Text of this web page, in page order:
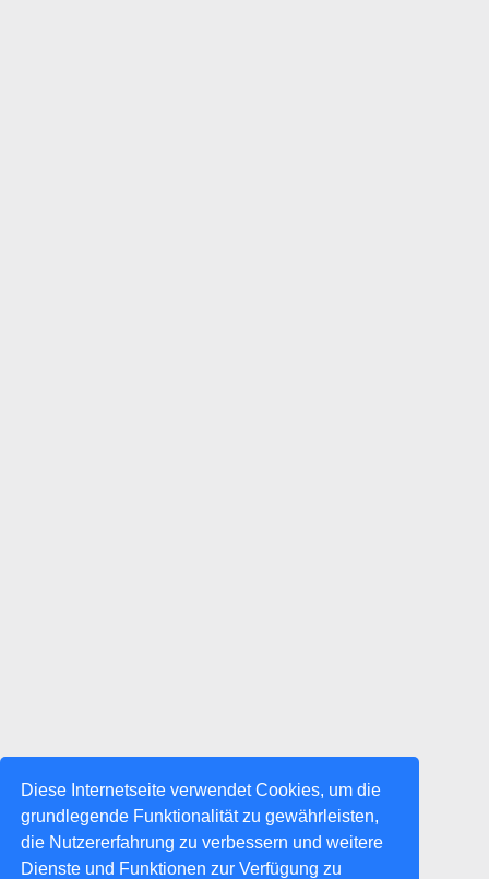
Diese Internetseite verwendet Cookies, um die
grundlegende Funktionalität zu gewährleisten,
die Nutzererfahrung zu verbessern und weitere
Dienste und Funktionen zur Verfügung zu